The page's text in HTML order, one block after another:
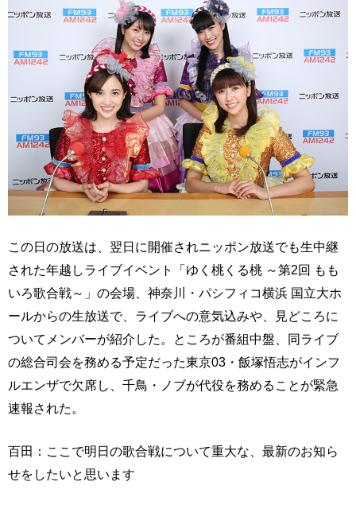
この日の放送は、翌日に開催されニッポン放送でも生中継
された年越しライブイベント「ゆく桃くる桃 ～第2回 もも
いろ歌合戦～」の会場、神奈川・パシフィコ横浜 国立大ホ
ールからの生放送で、ライブへの意気込みや、見どころに
ついてメンバーが紹介した。ところが番組中盤、同ライブ
の総合司会を務める予定だった東京03・飯塚悟志がインフ
ルエンザで欠席し、千鳥・ノブが代役を務めることが緊急
速報された。
百田：ここで明日の歌合戦について重大な、最新のお知ら
せをしたいと思います